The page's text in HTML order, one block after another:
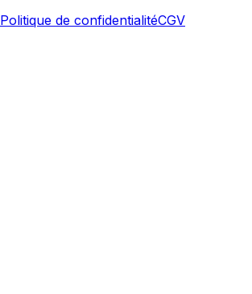
Politique de confidentialitéCGV